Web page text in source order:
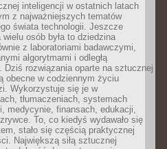
inteligencji w ostatnich latach
z najważniejszych tematów
świata technologii. Jeszcze
wielu osób była to dziedzina
z laboratoriami badawczymi,
algorytmami i odległą
Dziś rozwiązania oparte na sztucznej
obecne w codziennym życiu
Wykorzystuje się je w
tłumaczeniach, systemach
medycynie, finansach, edukacji,
To, co kiedyś wydawało się
stało się częścią praktycznej
Największą siłą sztucznej